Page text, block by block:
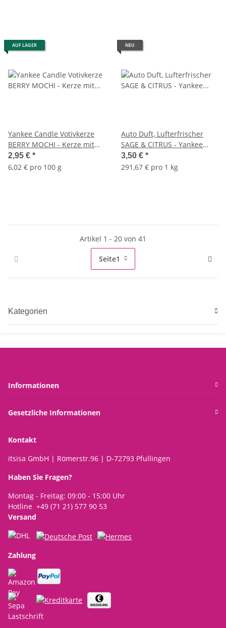
AUF LAGER
Yankee Candle Votivkerze
BERRY MOCHI - Kerze mit
Brenndauer bis zu 15
Stunden
2,95 € *
6,02 € pro 100 g
NEU
Auto Duft, Lufterfrischer
SAGE & CITRUS - Yankee
Candle Car Jar Paper,
Raumduft, Autoduft
3,50 € *
291,67 € pro 1 kg
Artikel 1 - 20 von 41
Seite1
Kategorien
Informationen
Gesetzliche Informationen
Kontakt
itsisa GmbH | Römerstr.96 | D-72793 Pfullingen
Haben Sie Fragen?
Montag - Freitag: 09:00 - 15:00 Uhr
Hotline +49 (71 21) 577 90 53
Versand
Zahlung